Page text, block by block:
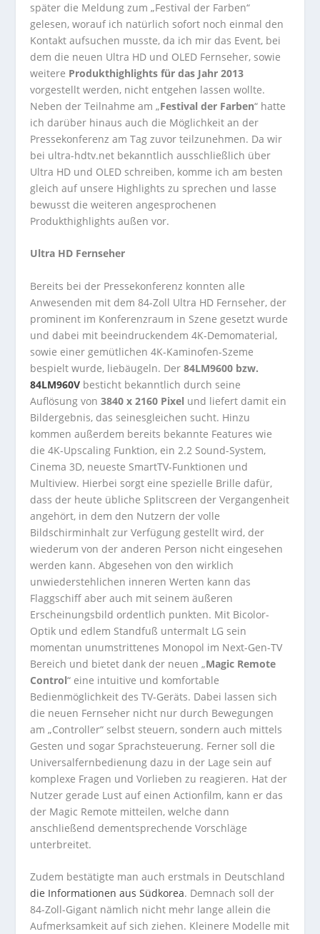
später die Meldung zum „Festival der Farben“
gelesen, worauf ich natürlich sofort noch einmal den
Kontakt aufsuchen musste, da ich mir das Event, bei
dem die neuen Ultra HD und OLED Fernseher, sowie
weitere Produkthighlights für das Jahr 2013
vorgestellt werden, nicht entgehen lassen wollte.
Neben der Teilnahme am „Festival der Farben“ hatte
ich darüber hinaus auch die Möglichkeit an der
Pressekonferenz am Tag zuvor teilzunehmen. Da wir
bei ultra-hdtv.net bekanntlich ausschließlich über
Ultra HD und OLED schreiben, komme ich am besten
gleich auf unsere Highlights zu sprechen und lasse
bewusst die weiteren angesprochenen
Produkthighlights außen vor.
Ultra HD Fernseher
Bereits bei der Pressekonferenz konnten alle
Anwesenden mit dem 84-Zoll Ultra HD Fernseher, der
prominent im Konferenzraum in Szene gesetzt wurde
und dabei mit beeindruckendem 4K-Demomaterial,
sowie einer gemütlichen 4K-Kaminofen-Szeme
bespielt wurde, liebäugeln. Der84LM9600 bzw.
84LM960V besticht bekanntlich durch seine
Auflösung von3840 x 2160 Pixel und liefert damit ein
Bildergebnis, das seinesgleichen sucht. Hinzu
kommen außerdem bereits bekannte Features wie
die 4K-Upscaling Funktion, ein 2.2 Sound-System,
Cinema 3D, neueste SmartTV-Funktionen und
Multiview. Hierbei sorgt eine spezielle Brille dafür,
dass der heute übliche Splitscreen der Vergangenheit
angehört, in dem den Nutzern der volle
Bildschirminhalt zur Verfügung gestellt wird, der
wiederum von der anderen Person nicht eingesehen
werden kann. Abgesehen von den wirklich
unwiederstehlichen inneren Werten kann das
Flaggschiff aber auch mit seinem äußeren
Erscheinungsbild ordentlich punkten. Mit Bicolor-
Optik und edlem Standfuß untermalt LG sein
momentan unumstrittenes Monopol im Next-Gen-TV
Bereich und bietet dank der neuen „Magic Remote
Control“ eine intuitive und komfortable
Bedienmöglichkeit des TV-Geräts. Dabei lassen sich
die neuen Fernseher nicht nur durch Bewegungen
am „Controller“ selbst steuern, sondern auch mittels
Gesten und sogar Sprachsteuerung. Ferner soll die
Universalfernbedienung dazu in der Lage sein auf
komplexe Fragen und Vorlieben zu reagieren. Hat der
Nutzer gerade Lust auf einen Actionfilm, kann er das
der Magic Remote mitteilen, welche dann
anschließend dementsprechende Vorschläge
unterbreitet.
Zudem bestätigte man auch erstmals in Deutschland
die Informationen aus Südkorea. Demnach soll der
84-Zoll-Gigant nämlich nicht mehr lange allein die
Aufmerksamkeit auf sich ziehen. Kleinere Modelle mit